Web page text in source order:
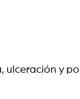
ulceración y